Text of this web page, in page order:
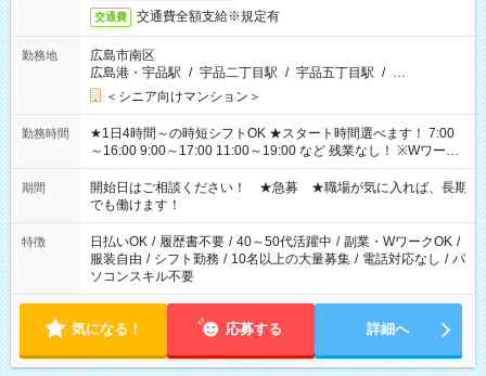
交通費 交通費全額支給※規定有
勤務地
広島市南区
広島港・宇品駅 / 宇品二丁目駅 / 宇品五丁目駅 / …
＜シニア向けマンション＞
勤務時間
★1日4時間～の時短シフトOK ★スタート時間選べます！ 7:00
～16:00 9:00～17:00 11:00～19:00 など 残業なし！ ※Wワーク
の場合、他のお仕事と合わせ週40時間超の就業はご案内できま
せん ※法令に基づき、週20時間以上勤務は社会保険への加入対
象となります ※労働者派遣法（日雇い派遣の原則禁止）によ
り、短時間・短期間の就業はご案内が難しい場合があります
期間
開始日はご相談ください！ ★急募 ★職場が気に入れば、長期
でも働けます！
特徴 日払いOK / 履歴書不要 / 40～50代活躍中 / 副業・WワークOK /
服装自由 / シフト勤務 / 10名以上の大量募集 / 電話対応なし / パ
ソコンスキル不要
気になる！ 応募する 詳細へ